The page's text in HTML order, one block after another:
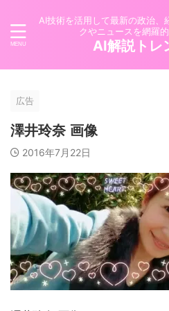
AI技術を活用して最新の政治、
クやニュースを網羅的
AI解説トレ
広告
澤井玲奈 画像
2016年7月22日